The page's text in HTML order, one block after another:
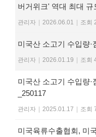
버거위크' 역대 최대 규
관리자 2026.06.01 조회
미국산 소고기 수입량
관리자 2026.01.19 조회
미국산 소고기 수입량
_250117
관리자 2025.01.17 조회
미국육류수출협회, 미